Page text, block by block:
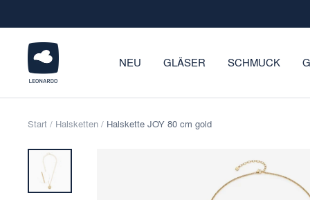
zum
NEU
GLÄSER SCHMUCK
LEONARDO
Onlineshop
Start Halsketten Halskette JOY 80 cm gold